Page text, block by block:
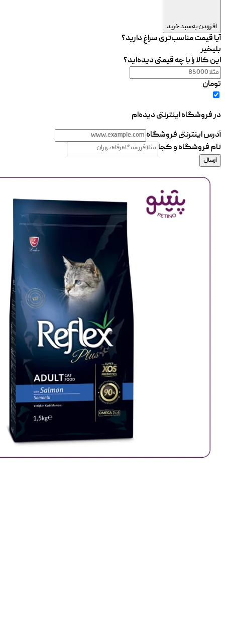
افزودن به سبد خرید
آیا قیمت مناسب‌تری سراغ دارید؟
بلیخیر
این کالا را با چه قیمتی دیده‌اید؟
تومان
در فروشگاه اینترنتی دیده‌ام
آدرس اینترنتی فروشگاه
نام فروشگاه و کجا